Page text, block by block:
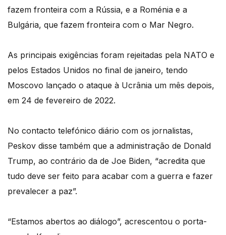
fazem fronteira com a Rússia, e a Roménia e a
Bulgária, que fazem fronteira com o Mar Negro.
As principais exigências foram rejeitadas pela NATO e
pelos Estados Unidos no final de janeiro, tendo
Moscovo lançado o ataque à Ucrânia um mês depois,
em 24 de fevereiro de 2022.
No contacto telefónico diário com os jornalistas,
Peskov disse também que a administração de Donald
Trump, ao contrário da de Joe Biden, “acredita que
tudo deve ser feito para acabar com a guerra e fazer
prevalecer a paz”.
“Estamos abertos ao diálogo”, acrescentou o porta-